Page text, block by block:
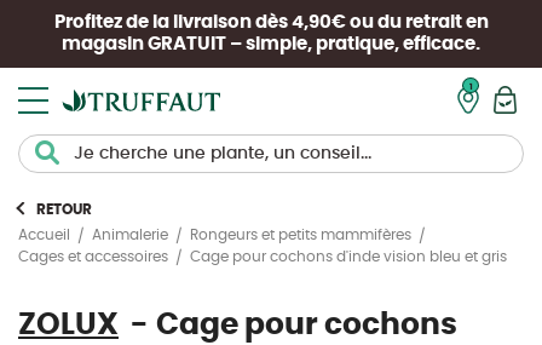
Profitez de la livraison dès 4,90€ ou du retrait en
magasin GRATUIT – simple, pratique, efficace.
RETOUR
Accueil
Animalerie
Rongeurs et petits mammifères
Cages et accessoires
Cage pour cochons d'inde vision bleu et gris
ZOLUX
Cage pour cochons